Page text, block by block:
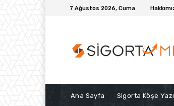
7 Ağustos 2026, Cuma
Ana Sayfa Sigorta Köşe